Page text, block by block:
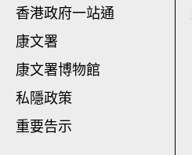
香港政府一站通
康文署
康文署博物館
私隱政策
重要告示